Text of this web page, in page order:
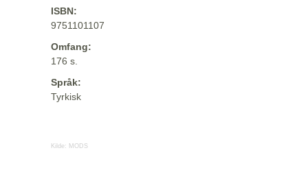
ISBN:
9751101107
Omfang:
176 s.
Språk:
Tyrkisk
Kilde: MODS